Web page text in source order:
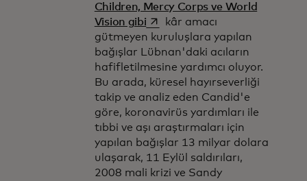
Children, Mercy Corps ve World
Vision gibiopens in a new tab
kâr amacı
gütmeyen kuruluşlara yapılan
bağışlar Lübnan'daki acıların
hafifletilmesine yardımcı oluyor.
Bu arada, küresel hayırseverliği
takip ve analiz eden Candid'e
göre, koronavirüs yardımları ile
tıbbi ve aşı araştırmaları için
yapılan bağışlar 13 milyar dolara
ulaşarak, 11 Eylül saldırıları,
2008 mali krizi ve Sandy